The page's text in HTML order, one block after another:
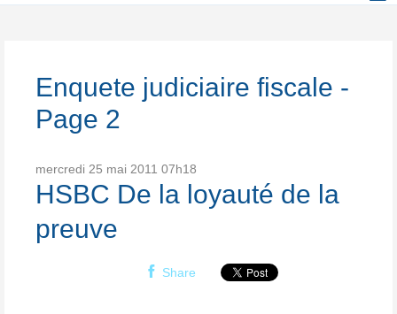
Enquete judiciaire fiscale -
Page 2
mercredi 25 mai 2011 07h18
HSBC De la loyauté de la
preuve
Share